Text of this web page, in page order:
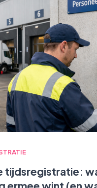
tijdsregistratie: